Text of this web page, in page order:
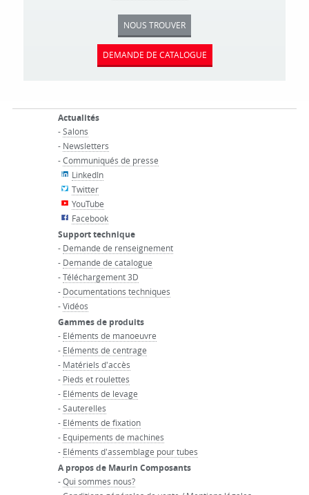
NOUS TROUVER
DEMANDE DE CATALOGUE
Actualités
-Salons
- Newsletters
-Communiqués de presse
LinkedIn
Twitter
YouTube
Facebook
Support technique
- Demande de renseignement
- Demande de catalogue
-Téléchargement 3D
- Documentations techniques
-Vidéos
Gammes de produits
- Eléments de manoeuvre
- Eléments de centrage
- Matériels d'accès
- Pieds et roulettes
- Eléments de levage
-Sauterelles
- Eléments de fixation
- Equipements de machines
- Eléments d'assemblage pour tubes
A propos de Maurin Composants
-Qui sommes nous?